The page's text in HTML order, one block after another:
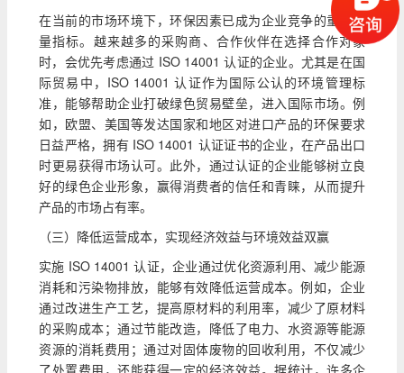
在当前的市场环境下，环保因素已成为企业竞争的重要考
量指标。越来越多的采购商、合作伙伴在选择合作对象
时，会优先考虑通过 ISO 14001 认证的企业。尤其是在国
际贸易中，ISO 14001 认证作为国际公认的环境管理标
准，能够帮助企业打破绿色贸易壁垒，进入国际市场。例
如，欧盟、美国等发达国家和地区对进口产品的环保要求
日益严格，拥有 ISO 14001 认证证书的企业，在产品出口
时更易获得市场认可。此外，通过认证的企业能够树立良
好的绿色企业形象，赢得消费者的信任和青睐，从而提升
产品的市场占有率。
（三）降低运营成本，实现经济效益与环境效益双赢
实施 ISO 14001 认证，企业通过优化资源利用、减少能源
消耗和污染物排放，能够有效降低运营成本。例如，企业
通过改进生产工艺，提高原材料的利用率，减少了原材料
的采购成本；通过节能改造，降低了电力、水资源等能源
资源的消耗费用；通过对固体废物的回收利用，不仅减少
了处置费用，还能获得一定的经济效益。据统计，许多企